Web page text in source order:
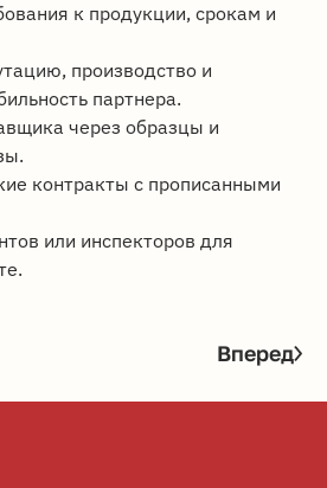
к продукции, срокам и
производство и
партнера.
через образцы и
контракты с прописанными
или инспекторов для
Вперед